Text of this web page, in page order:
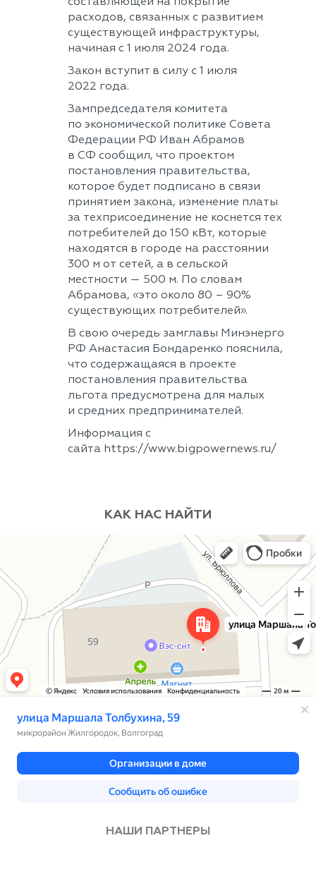
расходов, связанных с развитием
существующей инфраструктуры,
начиная с 1 июля 2024 года.
Закон вступит в силу с 1 июля
2022 года.
Зампредседателя комитета
по экономической политике Совета
Федерации РФ Иван Абрамов
в СФ сообщил, что проектом
постановления правительства,
которое будет подписано в связи
принятием закона, изменение платы
за техприсоединение не коснется тех
потребителей до 150 кВт, которые
находятся в городе на расстоянии
300 м от сетей, а в сельской
местности — 500 м. По словам
Абрамова, «это около 80 – 90%
существующих потребителей».
В свою очередь замглавы Минэнерго
РФ Анастасия Бондаренко пояснила,
что содержащаяся в проекте
постановления правительства
льгота предусмотрена для малых
и средних предпринимателей.
Информация с
сайта https://www.bigpowernews.ru/
КАК НАС НАЙТИ
НАШИ ПАРТНЕРЫ